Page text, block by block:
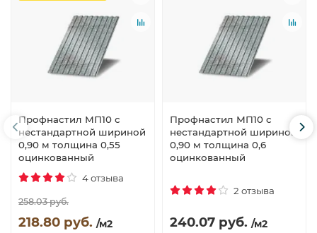
Профнастил МП10 с
нестандартной шириной
0,90 м толщина 0,55
оцинкованный
4 отзыва
258.03 руб.
218.80 руб. /м2
Профнастил МП10 с
нестандартной шириной
0,90 м толщина 0,6
оцинкованный
2 отзыва
240.07 руб. /м2